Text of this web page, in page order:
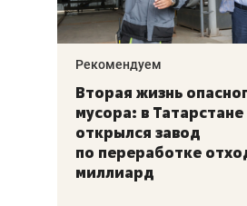
Рекомендуем
Вторая жизнь
мусора: в Татарстане
открылся завод
по переработке
миллиард